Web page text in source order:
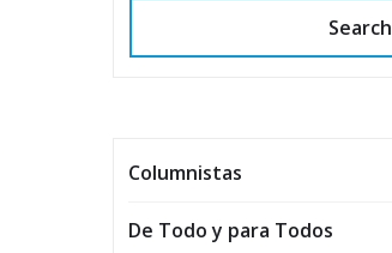
Search
Columnistas
De Todo y para Todos